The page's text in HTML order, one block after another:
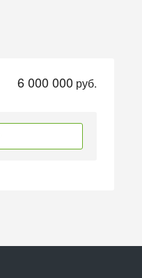
6 000 000 руб.